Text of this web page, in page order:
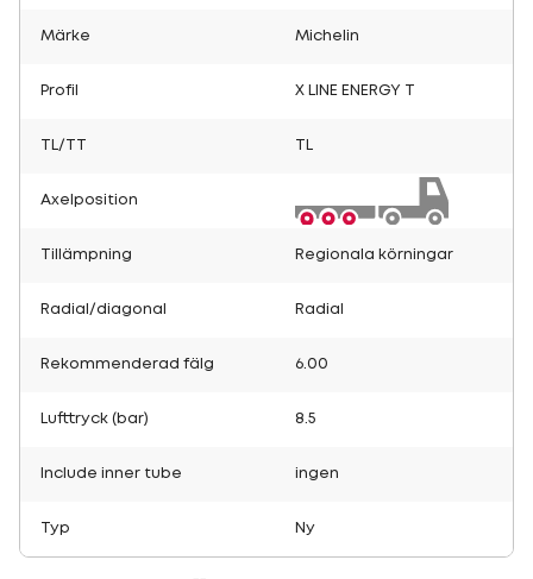
Märke Michelin
Profil X LINE ENERGY T
TL/TT
Axelposition
Tillämpning Regionala körningar
Radial/diagonal Radial
Rekommenderad fälg 6.00
Lufttryck (bar) 8.5
Include inner tube ingen
Typ Ny